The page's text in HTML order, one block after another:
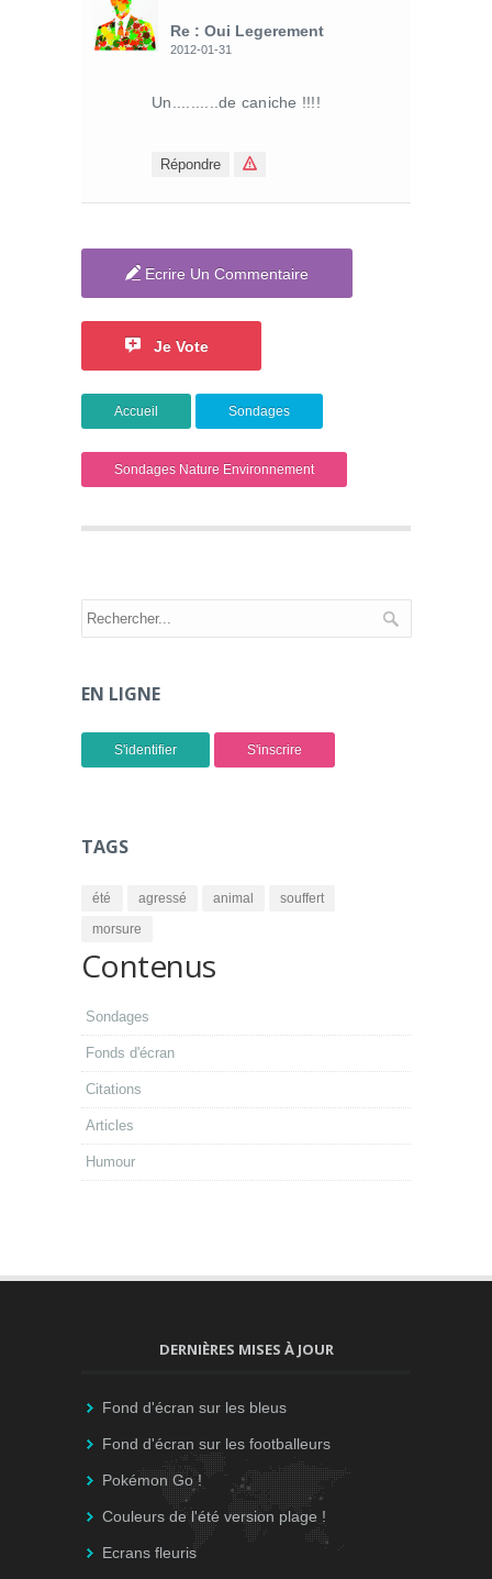
Re : Oui Legerement
2012-01-31
Un..........de caniche !!!!
Répondre
Ecrire Un Commentaire
Je Vote
Accueil Sondages
Sondages Nature Environnement
EN LIGNE
S'identifier S'inscrire
TAGS
été agressé animal
souffert
morsure
Contenus
Sondages
Fonds d'écran
Citations
Articles
Humour
DERNIÈRES MISES À JOUR
Fond d'écran sur les bleus
Fond d'écran sur les footballeurs
Pokémon Go !
Couleurs de l'été version plage !
Ecrans fleuris